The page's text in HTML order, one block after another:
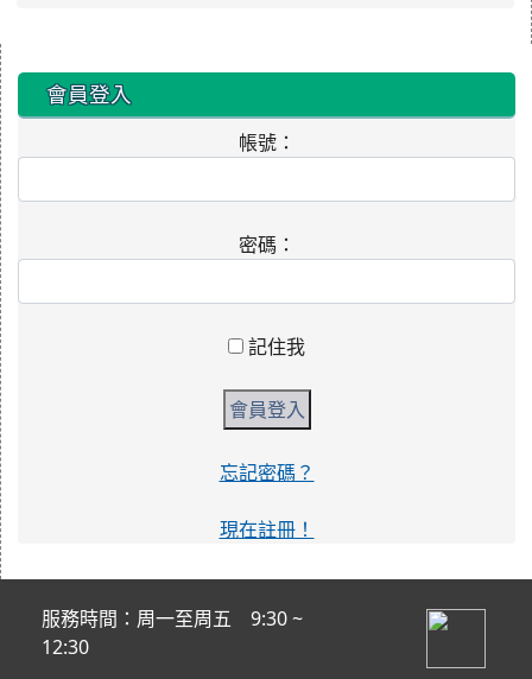
會員登入
帳號：
密碼：
記住我
忘記密碼？
現在註冊！
服務時間：周一至周五 9:30 ~
12:30